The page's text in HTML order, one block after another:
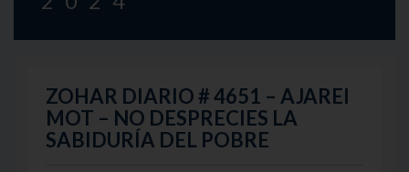
ZOHAR DIARIO # 4651 – AJAREI
MOT – NO DESPRECIES LA
SABIDURÍA DEL POBRE